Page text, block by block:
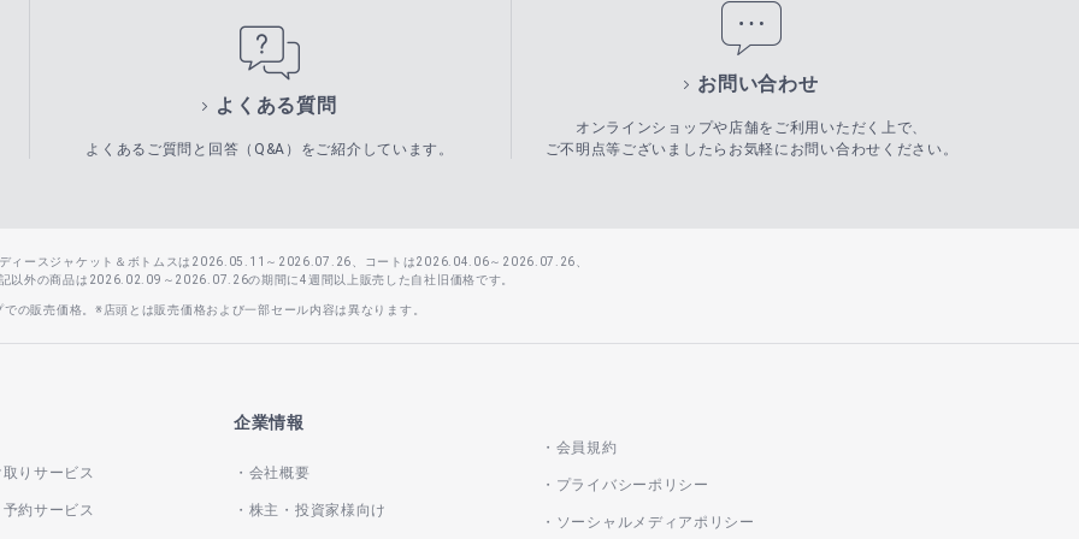
よくある質問
よくあるご質問と回答（Q&A）をご紹介しています。
お問い合わせ
オンラインショップや店舗をご利用いただく上で、
ご不明点等ございましたらお気軽にお問い合わせください。
ィースジャケット＆ボトムスは2026.05.11～2026.07.26、コートは2026.04.06～2026.07.26、
以外の商品は2026.02.09～2026.07.26の期間に4週間以上販売した自社旧価格です。
の販売価格。※店頭とは販売価格および一部セール内容は異なります。
りサービス
約サービス
企業情報
会社概要
株主・投資家様向け
会員規約
プライバシーポリシー
ソーシャルメディアポリシー